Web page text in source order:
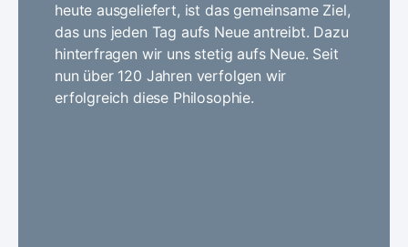
heute ausgeliefert, ist das gemeinsame Ziel,
das uns jeden Tag aufs Neue antreibt. Dazu
hinterfragen wir uns stetig aufs Neue. Seit
nun über 120 Jahren verfolgen wir
erfolgreich diese Philosophie.